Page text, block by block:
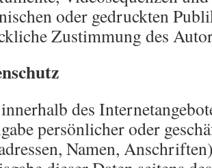
oder gedruckten
Zustimmung des
des
persönlicher oder
Namen,